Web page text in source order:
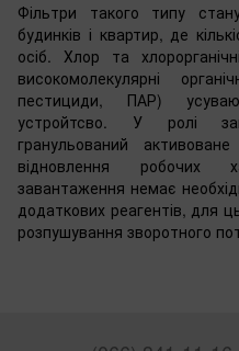
Фільтри такого типу
будинків і квартир, де
осіб. Хлор та
високомолекулярні
пестициди, ПАР)
устройтсво. У ролі
гранульований
відновлення робочих
завантаження немає
додаткових реагентів, для
розпушування зворотного